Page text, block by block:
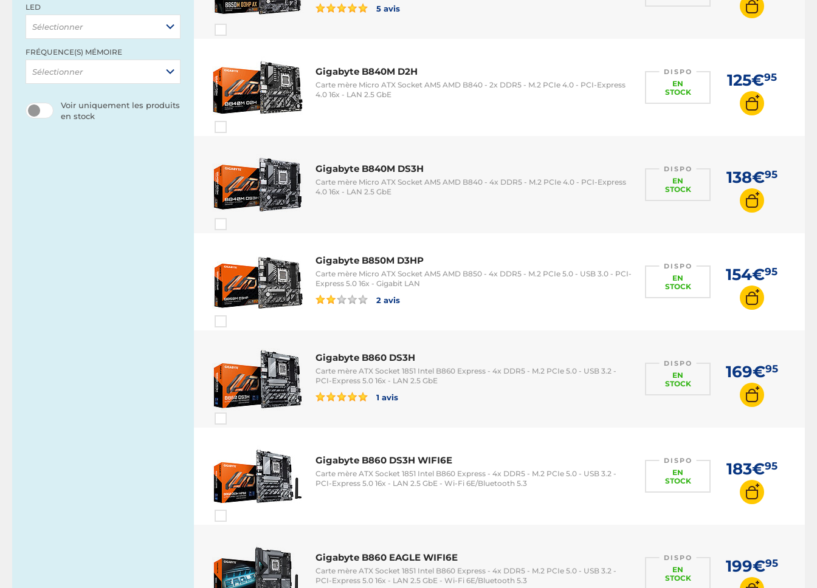
LED
Sélectionner
FRÉQUENCE(S) MÉMOIRE
Sélectionner
Voir uniquement les produits
en stock
5 avis
Gigabyte B840M D2H
Carte mère Micro ATX Socket AM5 AMD B840 - 2x DDR5 - M.2 PCIe 4.0 - PCI-Express
4.0 16x - LAN 2.5 GbE
DISPO
EN
STOCK
125€95
Gigabyte B840M DS3H
Carte mère Micro ATX Socket AM5 AMD B840 - 4x DDR5 - M.2 PCIe 4.0 - PCI-Express
4.0 16x - LAN 2.5 GbE
DISPO
EN
STOCK
138€95
Gigabyte B850M D3HP
Carte mère Micro ATX Socket AM5 AMD B850 - 4x DDR5 - M.2 PCIe 5.0 - USB 3.0 - PCI-
Express 5.0 16x - Gigabit LAN
2 avis
DISPO
EN
STOCK
154€95
Gigabyte B860 DS3H
Carte mère ATX Socket 1851 Intel B860 Express - 4x DDR5 - M.2 PCIe 5.0 - USB 3.2 -
PCI-Express 5.0 16x - LAN 2.5 GbE
1 avis
DISPO
EN
STOCK
169€95
Gigabyte B860 DS3H WIFI6E
Carte mère ATX Socket 1851 Intel B860 Express - 4x DDR5 - M.2 PCIe 5.0 - USB 3.2 -
PCI-Express 5.0 16x - LAN 2.5 GbE - Wi-Fi 6E/Bluetooth 5.3
DISPO
EN
STOCK
183€95
Gigabyte B860 EAGLE WIFI6E
Carte mère ATX Socket 1851 Intel B860 Express - 4x DDR5 - M.2 PCIe 5.0 - USB 3.2 -
PCI-Express 5.0 16x - LAN 2.5 GbE - Wi-Fi 6E/Bluetooth 5.3
DISPO
EN
STOCK
199€95